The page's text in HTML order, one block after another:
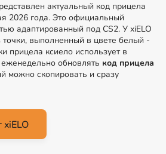
актуальный код прицела
2026 года. Это официальный
адаптированный под CS2. У xiELO
выполненный в цвете белый -
прицела ксиело использует в
обновлять код прицела
можно скопировать и сразу
xiELO